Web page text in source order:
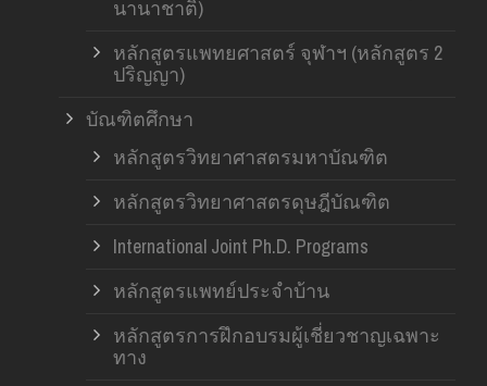
นานาชาติ)
หลักสูตรแพทยศาสตร์ จุฬาฯ (หลักสูตร 2
ปริญญา)
บัณฑิตศึกษา
หลักสูตรวิทยาศาสตรมหาบัณฑิต
หลักสูตรวิทยาศาสตรดุษฎีบัณฑิต
International Joint Ph.D. Programs
หลักสูตรแพทย์ประจำบ้าน
หลักสูตรการฝึกอบรมผู้เชี่ยวชาญเฉพาะ
ทาง